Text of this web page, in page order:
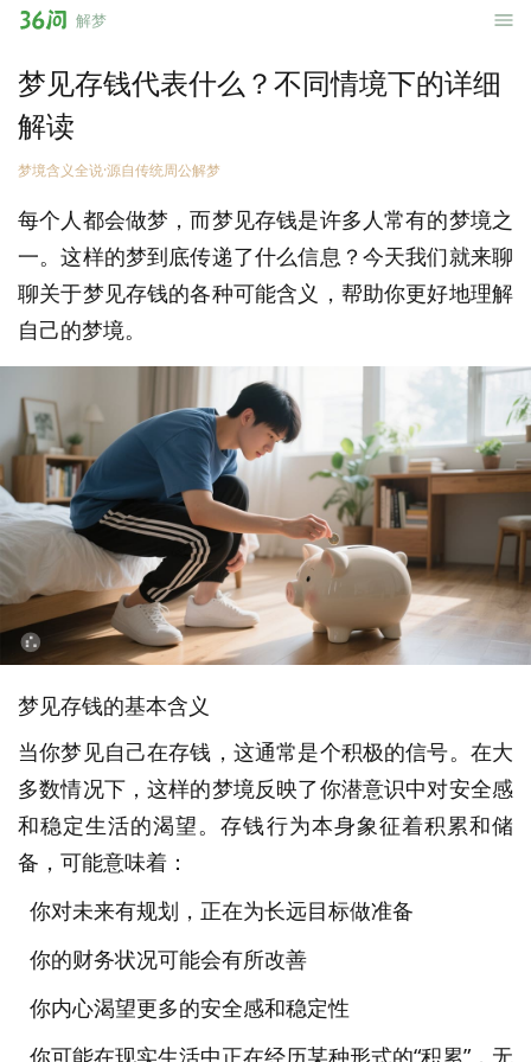
36
解梦
梦见存钱代表什么？不同情境下的详细
解读
梦境含义全说·源自传统周公解梦
每个人都会做梦，而梦见存钱是许多人常有的梦境之
一。这样的梦到底传递了什么信息？今天我们就来聊
聊关于梦见存钱的各种可能含义，帮助你更好地理解
自己的梦境。
梦见存钱的基本含义
当你梦见自己在存钱，这通常是个积极的信号。在大
多数情况下，这样的梦境反映了你潜意识中对安全感
和稳定生活的渴望。存钱行为本身象征着积累和储
备，可能意味着：
你对未来有规划，正在为长远目标做准备
你的财务状况可能会有所改善
你内心渴望更多的安全感和稳定性